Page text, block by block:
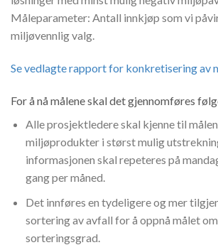
Måleparameter: Antall innkjøp som vi
miljøvennlig valg.
Se vedlagte rapport for konkretisering av
For å nå målene skal det gjennomføres
Alle prosjektledere skal kjenne til
miljøprodukter i størst mulig
informasjonen skal repeteres på
gang per måned.
Det innføres en tydeligere og mer
sortering av avfall for å oppnå målet
sorteringsgrad.